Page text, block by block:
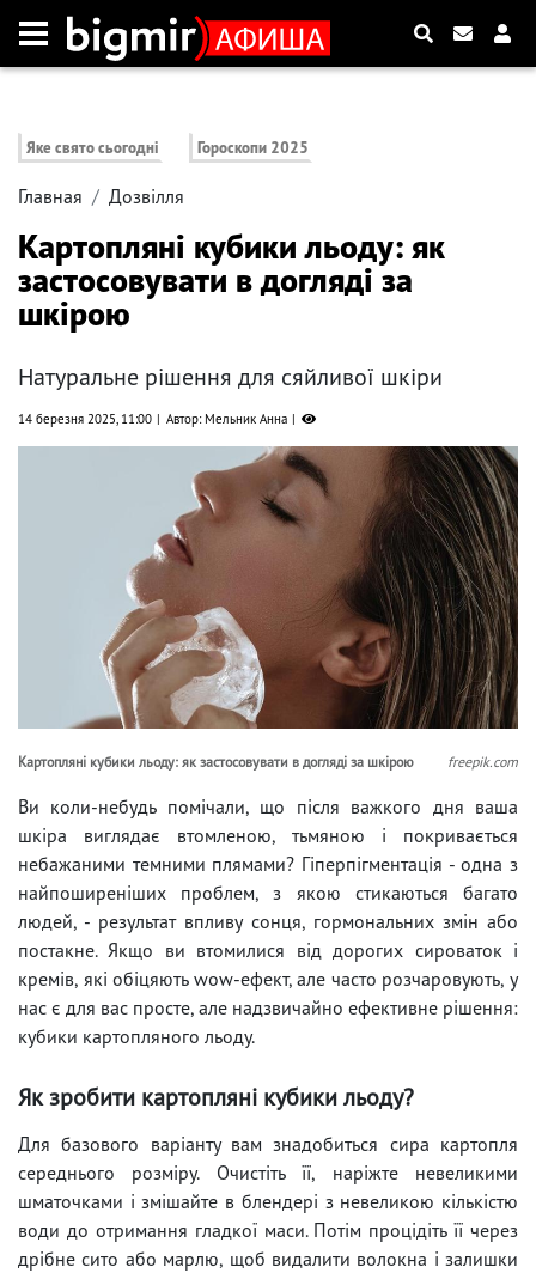
Яке свято сьогодні Гороскопи 2025
Главная Дозвілля
Картопляні кубики льоду: як
застосовувати в догляді за
шкірою
Натуральне рішення для сяйливої шкіри
14 березня 2025, 11:00 Автор: Мельник Анна
Картопляні кубики льоду: як застосовувати в догляді за шкірою freepik.com
Ви коли-небудь помічали, що після важкого дня ваша
шкіра виглядає втомленою, тьмяною і покривається
небажаними темними плямами? Гіперпігментація - одна з
найпоширеніших проблем, з якою стикаються багато
людей, - результат впливу сонця, гормональних змін або
постакне. Якщо ви втомилися від дорогих сироваток і
кремів, які обіцяють wow-ефект, але часто розчаровують, у
нас є для вас просте, але надзвичайно ефективне рішення:
кубики картопляного льоду.
Як зробити картопляні кубики льоду?
Для базового варіанту вам знадобиться сира картопля
середнього розміру. Очистіть її, наріжте невеликими
шматочками і змішайте в блендері з невеликою кількістю
води до отримання гладкої маси. Потім процідіть її через
дрібне сито або марлю, щоб видалити волокна і залишки